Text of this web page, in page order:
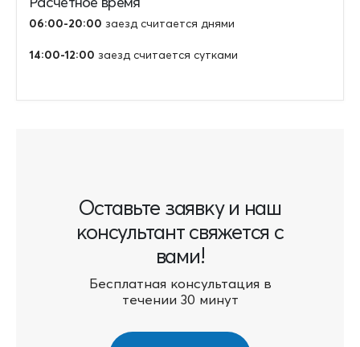
06:00-20:00 заезд считается днями
14:00-12:00 заезд считается сутками
Оставьте заявку и наш
консультант свяжется с
вами!
Бесплатная консультация в
течении 30 минут